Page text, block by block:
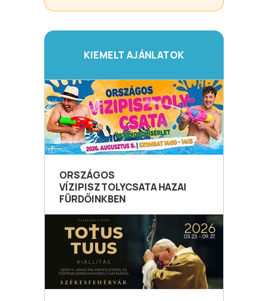
KIEMELT AJÁNLATOK
ORSZÁGOS
VÍZIPISZTOLYCSATA HAZAI
FÜRDŐINKBEN